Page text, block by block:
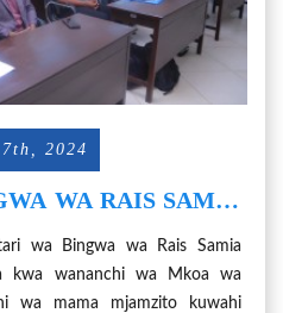
2024
WA RAIS SAMIA
KATIKA VITUO
ZA AFYA
wa Bingwa wa Rais Samia
kwa wananchi wa Mkoa wa
wa mama mjamzito kuwahi